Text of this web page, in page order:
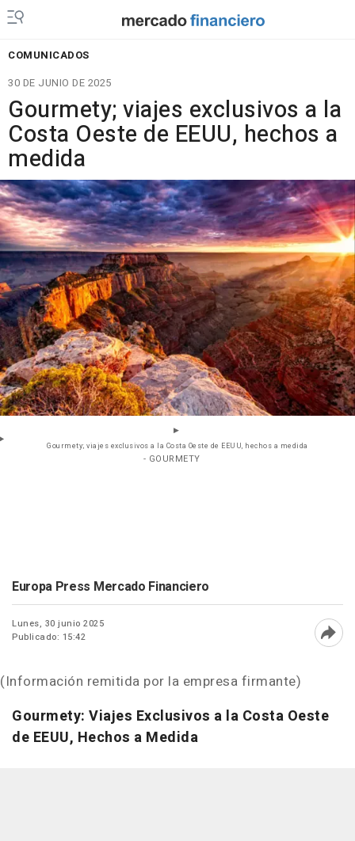
COMUNICADOS
30 DE JUNIO DE 2025
Gourmety; viajes exclusivos a la
Costa Oeste de EEUU, hechos a
medida
Gourmety; viajes exclusivos a la Costa Oeste de EEUU, hechos a medida
- GOURMETY
Europa Press Mercado Financiero
Lunes, 30 junio 2025
Publicado: 15:42
(Información remitida por la empresa firmante)
Gourmety: Viajes Exclusivos a la Costa Oeste
de EEUU, Hechos a Medida